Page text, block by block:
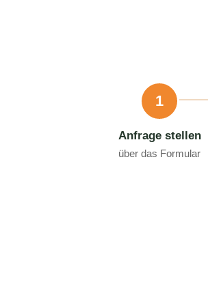
1
Anfrage stellen
über das Formular